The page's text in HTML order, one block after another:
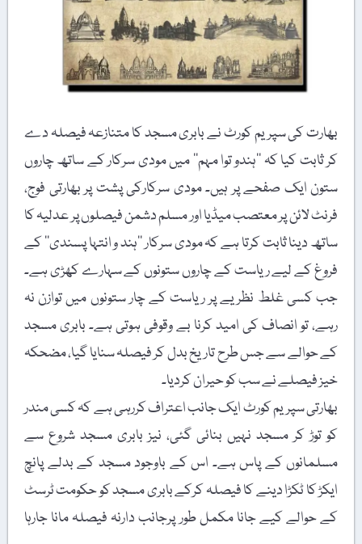
بھارت کی سپریم کورٹ نے بابری مسجد کا متنازعہ فیصلہ دے
کر ثابت کیا کہ ’’ہندو توا مہم‘‘ میں مودی سرکار کے ساتھ چاروں
ستون ایک صفحے پر ہیں۔ مودی سرکارکی پشت پر بھارتی فوج،
فرنٹ لائن پر معتصب میڈیا اور مسلم دشمن فیصلوں پر عدلیہ کا
ساتھ دینا ثابت کرتا ہے کہ مودی سرکار ’’ہند و انتہا پسندی‘‘ کے
فروغ کے لیے ریاست کے چاروں ستونوں کے سہارے کھڑی ہے۔
جب کسی غلط نظریے پر ریاست کے چار ستونوں میں توازن نہ
رہے، تو انصاف کی امید کرنا بے وقوفی ہوتی ہے۔ بابری مسجد
کے حوالے سے جس طرح تاریخ بدل کر فیصلہ سنایا گیا، مضحکہ
خیز فیصلے نے سب کو حیران کردیا۔
بھارتی سپریم کورٹ ایک جانب اعتراف کررہی ہے کہ کسی مندر
کو توڑ کر مسجد نہیں بنائی گئی، نیز بابری مسجد شروع سے
مسلمانوں کے پاس ہے۔ اس کے باوجود مسجد کے بدلے پانچ
ایکڑ کا ٹکڑا دینے کا فیصلہ کرکے بابری مسجد کو حکومت ٹرسٹ
کے حوالے کیے جانا مکمل طور پرجانب دارنہ فیصلہ مانا جارہا